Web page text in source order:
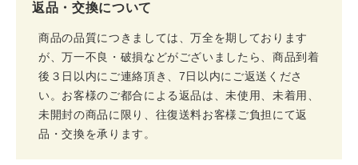
返品・交換について
商品の品質につきましては、万全を期しております
が、万一不良・破損などがございましたら、商品到着
後３日以内にご連絡頂き、7日以内にご返送くださ
い。お客様のご都合による返品は、未使用、未着用、
未開封の商品に限り、往復送料お客様ご負担にて返
品・交換を承ります。